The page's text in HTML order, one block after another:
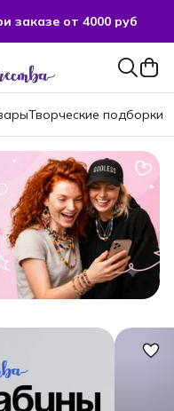
от 4000 руб
от 4000 руб
Творческие подборки